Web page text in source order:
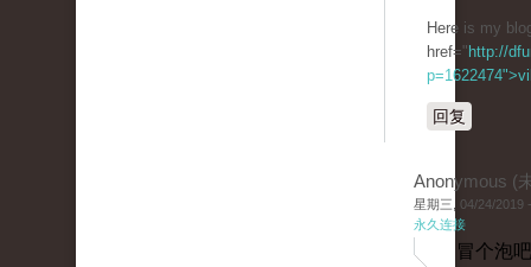
Here is my
href=" http://
回复
Anonymous (
星期三, 04/24/2019
永久连接
冒个泡